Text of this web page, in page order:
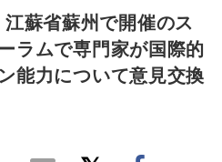
蘇省蘇州で開催のス
ラムで専門家が国際的
能力について意見交換